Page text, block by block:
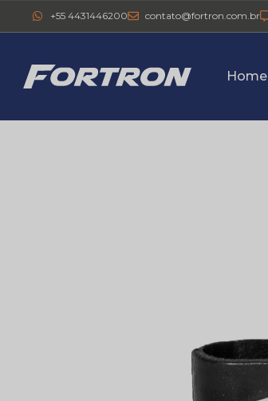
+55 4431446200 contato@fortron.com.br
Home